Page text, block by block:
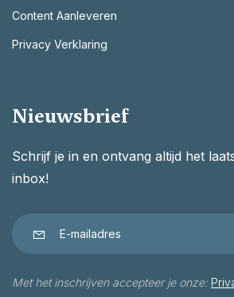
Content Aanleveren
Privacy Verklaring
Nieuwsbrief
Schrijf je in en ontvang altijd het
inbox!
Met het inschrijven accepteer je onze: